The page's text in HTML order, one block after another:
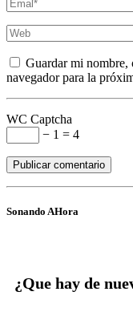
Guardar mi nombre,
navegador para la
WC Captcha
− 1 = 4
Sonando AHora
¿Que hay de